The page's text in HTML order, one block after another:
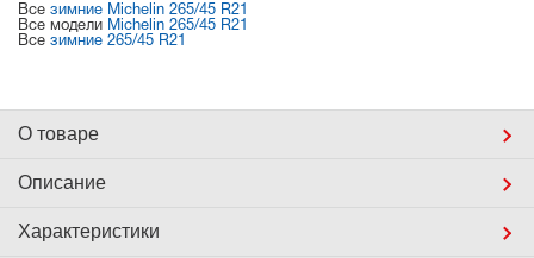
Все зимние Michelin 265/45 R21
Все модели Michelin 265/45 R21
Все зимние 265/45 R21
О товаре
Описание
Характеристики